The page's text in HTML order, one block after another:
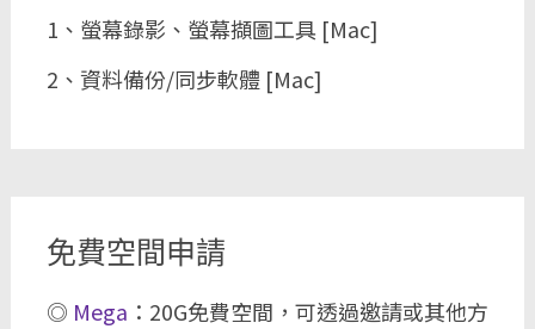
1、螢幕錄影、螢幕擷圖工具 [Mac]
2、資料備份/同步軟體 [Mac]
免費空間申請
◎ Mega ：20G免費空間，可透過邀請或其他方